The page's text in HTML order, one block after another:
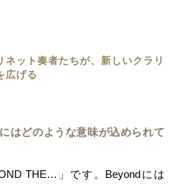
ネット奏者たちが、新しいクラリ
広げる
はどのような意味が込められて
THE…」です。Beyondには